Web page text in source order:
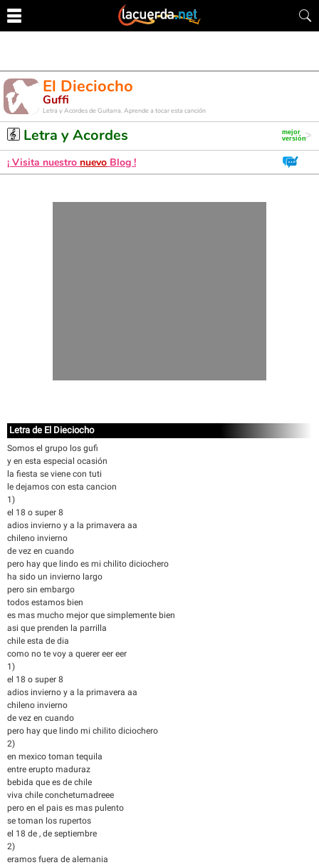
El Dieciocho
Guffi
Letra y Acordes de Guitarra. Aprende a tocar esta canción
Letra y Acordes
¡ Visita nuestro nuevo Blog !
Letra de El Dieciocho
Somos el grupo los gufi
y en esta especial ocasión
la fiesta se viene con tuti
le dejamos con esta cancion
1)
el 18 o super 8
adios invierno y a la primavera aa
chileno invierno
de vez en cuando
pero hay que lindo es mi chilito diciochero
ha sido un invierno largo
pero sin embargo
todos estamos bien
es mas mucho mejor que simplemente bien
asi que prenden la parrilla
chile esta de dia
como no te voy a querer eer eer
1)
el 18 o super 8
adios invierno y a la primavera aa
chileno invierno
de vez en cuando
pero hay que lindo mi chilito diciochero
2)
en mexico toman tequila
entre erupto maduraz
bebida que es de chile
viva chile conchetumadreee
pero en el pais es mas pulento
se toman los rupertos
el 18 de , de septiembre
2)
eramos fuera de alemania